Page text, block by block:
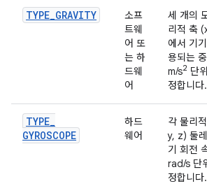
TYPE_GRAVITY
소프
트웨
어 또
는 하
드웨
어
세 개의
리적 축
에서 기
용되는
m/s2 단
정합니다.
TYPE_
GYROSCOPE
하드
웨어
각 물리
y, z) 둘
기 회전
rad/s 단
정합니다.